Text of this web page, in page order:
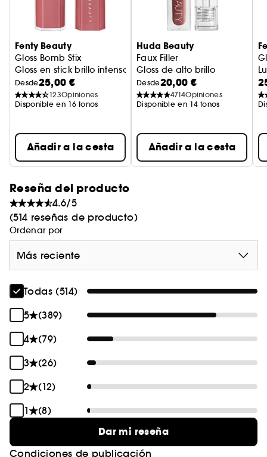
- Brillo 3D intenso desde la primera pasada
- Destellos rosas multidimensionales
- Textura no pegajosa y cómoda
- Labios más voluminosos y suaves
- Goloso aroma a melocotón y vainilla
Fenty Beauty
Gloss Bomb Stix
Gloss en stick brillo intenso
Desde25,00 €
123Opiniones
Disponible en 16 tonos
Añadir a la cesta
Huda Beauty
Faux Filler
Gloss de alto brillo
Desde20,00 €
4714Opiniones
Disponible en 14 tonos
Añadir a la cesta
Reseña del producto
4.6/5
(514 reseñas de producto)
Ordenar por
Más reciente
Todas (514)
5
(389)
4
(79)
3
(26)
2
(12)
1
(8)
Dar mi reseña
Condiciones de publicación